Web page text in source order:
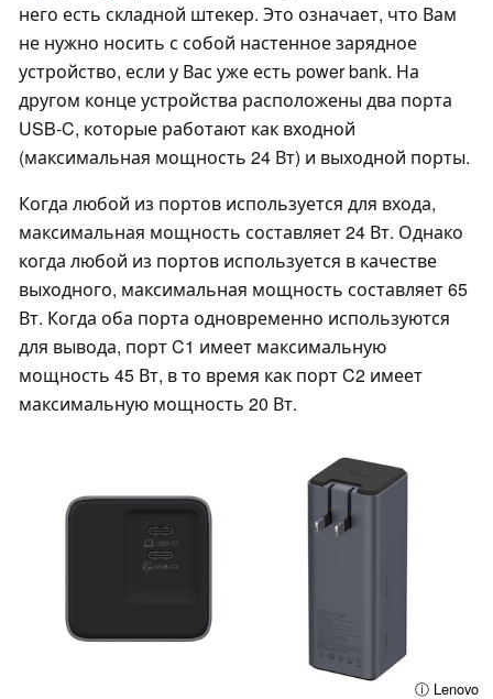
него есть складной штекер. Это означает, что Вам
не нужно носить с собой настенное зарядное
устройство, если у Вас уже есть power bank. На
другом конце устройства расположены два порта
USB-C, которые работают как входной
(максимальная мощность 24 Вт) и выходной порты.
Когда любой из портов используется для входа,
максимальная мощность составляет 24 Вт. Однако
когда любой из портов используется в качестве
выходного, максимальная мощность составляет 65
Вт. Когда оба порта одновременно используются
для вывода, порт C1 имеет максимальную
мощность 45 Вт, в то время как порт C2 имеет
максимальную мощность 20 Вт.
ⓘ Lenovo